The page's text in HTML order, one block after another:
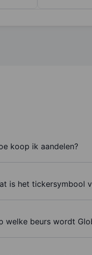
koop ik aandelen?
is het tickersymbool
welke beurs wordt